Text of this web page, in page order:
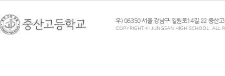
우) 06350 서울 강남구 일원로14길 22 중산
COPYRIGHT © JUNGSAN HIGH SCHOOL. ALL